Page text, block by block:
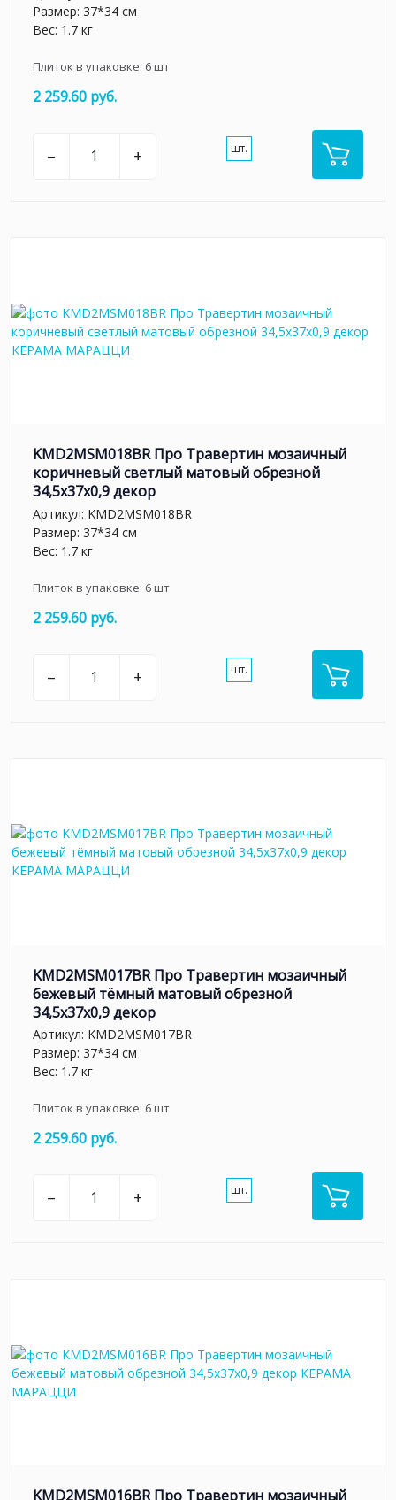
Размер: 37*34 см
Вес: 1.7 кг
Плиток в упаковке: 6шт
2 259.60 руб.
– + шт.
KMD2MSM018BR Про Травертин мозаичный
коричневый светлый матовый обрезной
34,5x37x0,9 декор
Артикул: KMD2MSM018BR
Размер: 37*34 см
Вес: 1.7 кг
Плиток в упаковке: 6шт
2 259.60 руб.
– + шт.
KMD2MSM017BR Про Травертин мозаичный
бежевый тёмный матовый обрезной
34,5x37x0,9 декор
Артикул: KMD2MSM017BR
Размер: 37*34 см
Вес: 1.7 кг
Плиток в упаковке: 6шт
2 259.60 руб.
– + шт.
KMD2MSM016BR Про Травертин мозаичный